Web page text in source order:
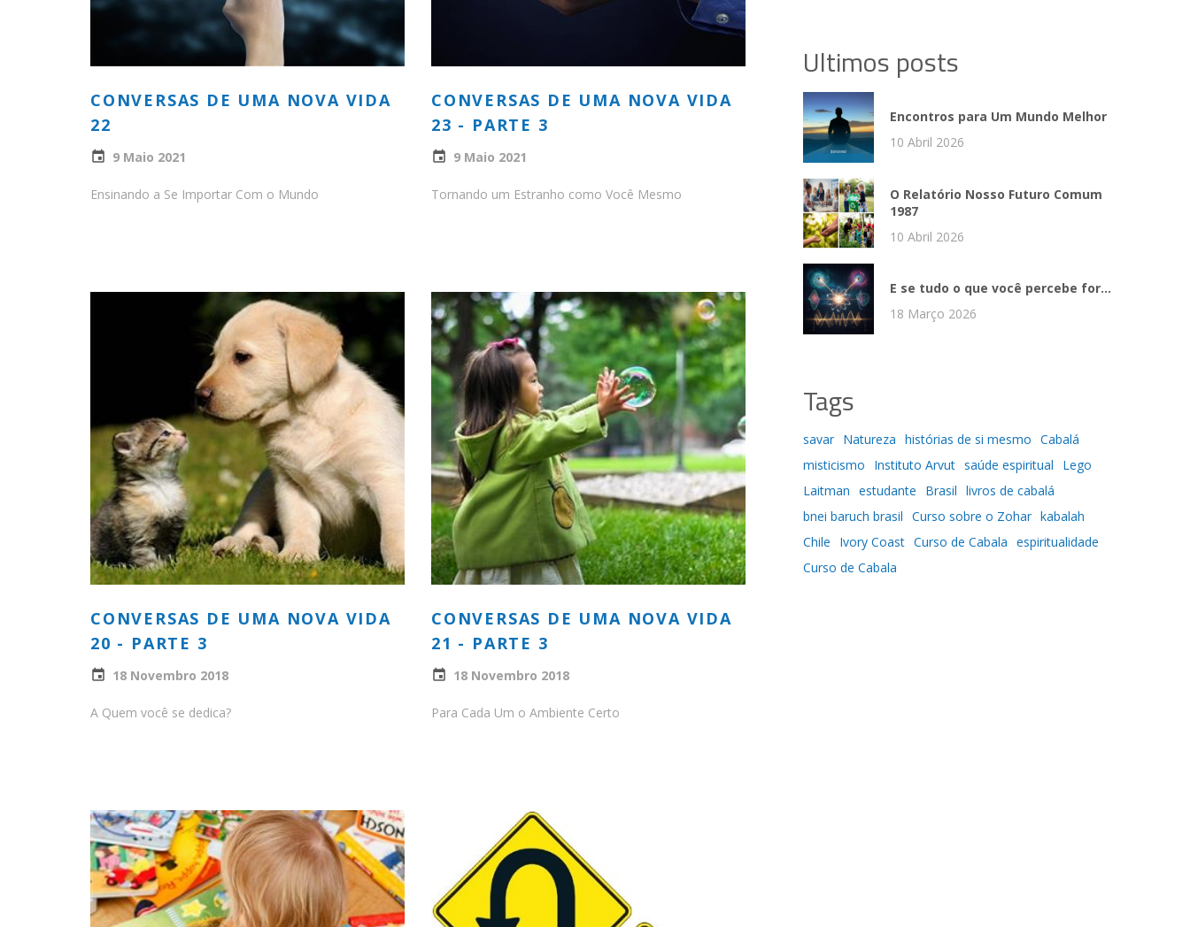
CONVERSAS DE UMA NOVA VIDA
22
9 Maio 2021
Ensinando a Se Importar Com o Mundo
CONVERSAS DE UMA NOVA VIDA
23 - PARTE 3
9 Maio 2021
Tornando um Estranho como Você Mesmo
CONVERSAS DE UMA NOVA VIDA
20 - PARTE 3
18 Novembro 2018
A Quem você se dedica?
CONVERSAS DE UMA NOVA VIDA
21 - PARTE 3
18 Novembro 2018
Para Cada Um o Ambiente Certo
Ultimos posts
Encontros para Um Mundo Melhor
10 Abril 2026
O Relatório Nosso Futuro Comum
1987
10 Abril 2026
E se tudo o que você percebe for...
18 Março 2026
Tags
savar Natureza histórias de si mesmo Cabalá
misticismo
Instituto Arvut saúde espiritual
Lego
Laitman estudante Brasil livros de cabalá
bnei baruch brasil Curso sobre o Zohar kabalah
Chile
Ivory Coast Curso de Cabala espiritualidade
Curso de Cabala